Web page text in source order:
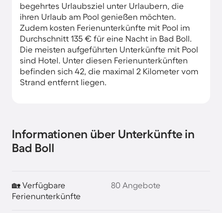
begehrtes Urlaubsziel unter Urlaubern, die
ihren Urlaub am Pool genießen möchten.
Zudem kosten Ferienunterkünfte mit Pool im
Durchschnitt 135 € für eine Nacht in Bad Boll.
Die meisten aufgeführten Unterkünfte mit Pool
sind Hotel. Unter diesen Ferienunterkünften
befinden sich 42, die maximal 2 Kilometer vom
Strand entfernt liegen.
Informationen über Unterkünfte in
Bad Boll
🏡 Verfügbare
Ferienunterkünfte
80 Angebote